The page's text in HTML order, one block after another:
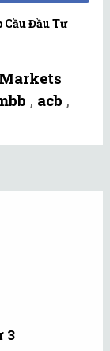
Cầu Đầu Tư
, acb ,
3